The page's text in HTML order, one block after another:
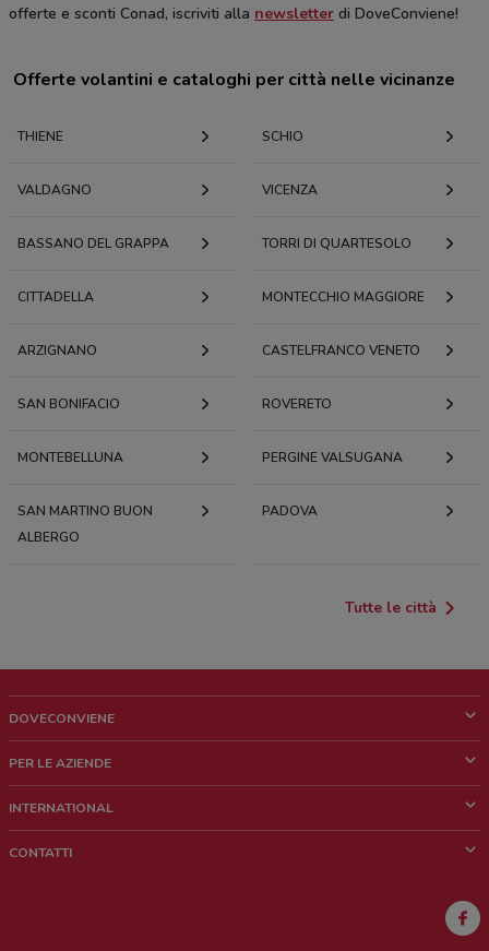
offerte e sconti Conad, iscriviti alla newsletter di DoveConviene!
Offerte volantini e cataloghi per città nelle vicinanze
THIENE SCHIO
VALDAGNO VICENZA
BASSANO DEL GRAPPA TORRI DI QUARTESOLO
CITTADELLA MONTECCHIO MAGGIORE
ARZIGNANO CASTELFRANCO VENETO
SAN BONIFACIO ROVERETO
MONTEBELLUNA PERGINE VALSUGANA
SAN MARTINO BUON
ALBERGO
PADOVA
Tutte le città
DOVECONVIENE
Chi siamo
Lavora con noi
PER LE AZIENDE
Richieste commerciali e marketing
INTERNATIONAL
CONTATTI